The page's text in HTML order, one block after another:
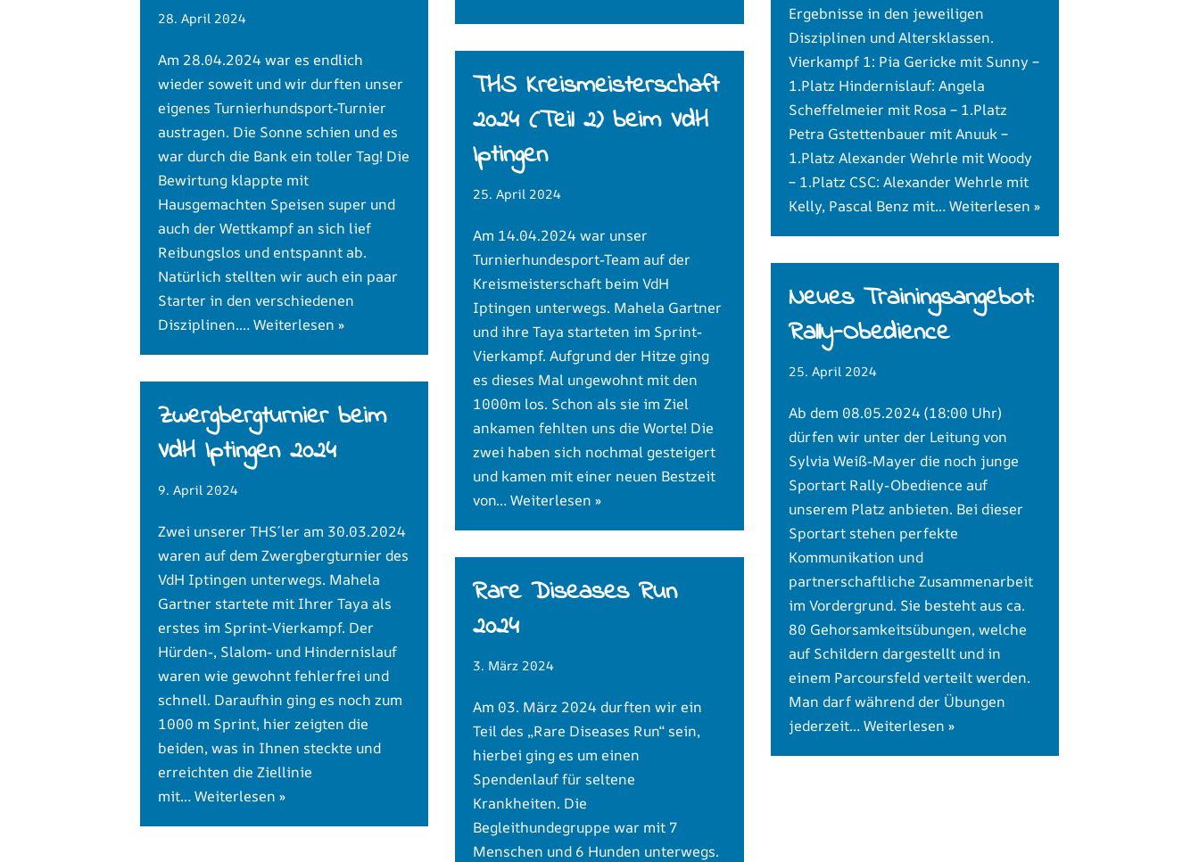
Ergebnisse in den jeweiligen
Disziplinen und Altersklassen.
Vierkampf 1: Pia Gericke mit Sunny –
1.Platz Hindernislauf: Angela
Scheffelmeier mit Rosa – 1.Platz
Petra Gstettenbauer mit Anuuk –
1.Platz Alexander Wehrle mit Woody
– 1.Platz CSC: Alexander Wehrle mit
Kelly, Pascal Benz mit…Weiterlesen »
28. April 2024
Am 28.04.2024 war es endlich
wieder soweit und wir durften unser
eigenes Turnierhundsport-Turnier
austragen. Die Sonne schien und es
war durch die Bank ein toller Tag! Die
Bewirtung klappte mit
Hausgemachten Speisen super und
auch der Wettkampf an sich lief
Reibungslos und entspannt ab.
Natürlich stellten wir auch ein paar
Starter in den verschiedenen
Disziplinen.…Weiterlesen »
THS Kreismeisterschaft
2024 (Teil 2) beim VdH
Iptingen
25. April 2024
Am 14.04.2024 war unser
Turnierhundesport-Team auf der
Kreismeisterschaft beim VdH
Iptingen unterwegs. Mahela Gartner
und ihre Taya starteten im Sprint-
Vierkampf. Aufgrund der Hitze ging
es dieses Mal ungewohnt mit den
1000m los. Schon als sie im Ziel
ankamen fehlten uns die Worte! Die
zwei haben sich nochmal gesteigert
und kamen mit einer neuen Bestzeit
von…Weiterlesen »
Neues Trainingsangebot:
Rally-Obedience
25. April 2024
Ab dem 08.05.2024 (18:00 Uhr)
dürfen wir unter der Leitung von
Sylvia Weiß-Mayer die noch junge
Sportart Rally-Obedience auf
unserem Platz anbieten. Bei dieser
Sportart stehen perfekte
Kommunikation und
partnerschaftliche Zusammenarbeit
im Vordergrund. Sie besteht aus ca.
80 Gehorsamkeitsübungen, welche
auf Schildern dargestellt und in
einem Parcoursfeld verteilt werden.
Man darf während der Übungen
jederzeit…Weiterlesen »
Zwergbergturnier beim
VdH Iptingen 2024
9. April 2024
Zwei unserer THS´ler am 30.03.2024
waren auf dem Zwergbergturnier des
VdH Iptingen unterwegs. Mahela
Gartner startete mit Ihrer Taya als
erstes im Sprint-Vierkampf. Der
Hürden-, Slalom- und Hindernislauf
waren wie gewohnt fehlerfrei und
schnell. Daraufhin ging es noch zum
1000 m Sprint, hier zeigten die
beiden, was in Ihnen steckte und
erreichten die Ziellinie
mit…Weiterlesen »
Rare Diseases Run
2024
3. März 2024
Am 03. März 2024 durften wir ein
Teil des „Rare Diseases Run“ sein,
hierbei ging es um einen
Spendenlauf für seltene
Krankheiten. Die
Begleithundegruppe war mit 7
Menschen und 6 Hunden unterwegs.